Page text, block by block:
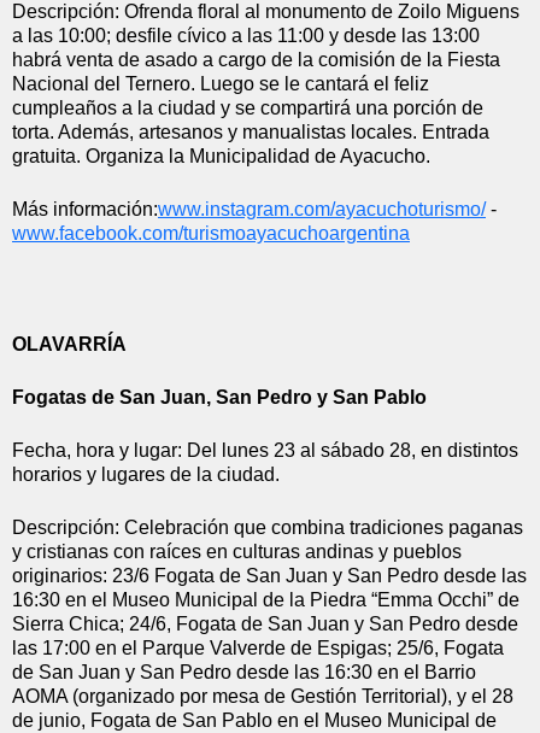
Descripción: Ofrenda floral al monumento de Zoilo Miguens
a las 10:00; desfile cívico a las 11:00 y desde las 13:00
habrá venta de asado a cargo de la comisión de la Fiesta
Nacional del Ternero. Luego se le cantará el feliz
cumpleaños a la ciudad y se compartirá una porción de
torta. Además, artesanos y manualistas locales. Entrada
gratuita. Organiza la Municipalidad de Ayacucho.
Más información:www.instagram.com/ayacuchoturismo/
www.facebook.com/turismoayacuchoargentina
OLAVARRÍA
Fogatas de San Juan, San Pedro y San Pablo
Fecha, hora y lugar: Del lunes 23 al sábado 28, en distintos
horarios y lugares de la ciudad.
Descripción: Celebración que combina tradiciones paganas
y cristianas con raíces en culturas andinas y pueblos
originarios: 23/6 Fogata de San Juan y San Pedro desde las
16:30 en el Museo Municipal de la Piedra “Emma Occhi” de
Sierra Chica; 24/6, Fogata de San Juan y San Pedro desde
las 17:00 en el Parque Valverde de Espigas; 25/6, Fogata
de San Juan y San Pedro desde las 16:30 en el Barrio
AOMA (organizado por mesa de Gestión Territorial), y el 28
de junio, Fogata de San Pablo en el Museo Municipal de